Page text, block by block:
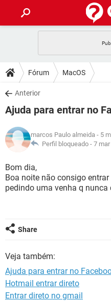
CELULAR
OUTLOOK
INSTAGRAM
GUIA DE COMPRAS
DICAS
JOGOS
INSTAGRAM
DOWNLOADS
JOGOS
CELULAR
OUTLOOK
INSTAGRAM
GUIA DE COMPRAS
FÓRUM
JOGOS
OUTLOOK
INSTAGRAM
GLOSSÁRIO
JOGOS
CELULAR
GUIA DE COMPRAS
Fórum MacOS
Anterior
Ajuda para entrar no
marcos Paulo almeida - 5
Perfil bloqueado - 7
Bom dia,
Boa noite não consigo
pedindo uma venha q nunca
Share
Veja também:
Ajuda para entrar no
Hotmail entrar direto
Entrar direto no gmail